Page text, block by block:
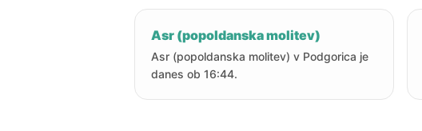
Asr (popoldanska molitev)
Asr (popoldanska molitev) v Podgorica je
danes ob 16:44.